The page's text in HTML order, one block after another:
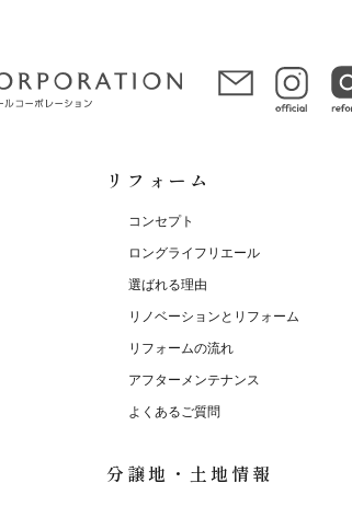
リフォーム
コンセプト
ロングライフリエール
選ばれる理由
リノベーションとリフォーム
リフォームの流れ
アフターメンテナンス
よくあるご質問
分譲地・土地情報